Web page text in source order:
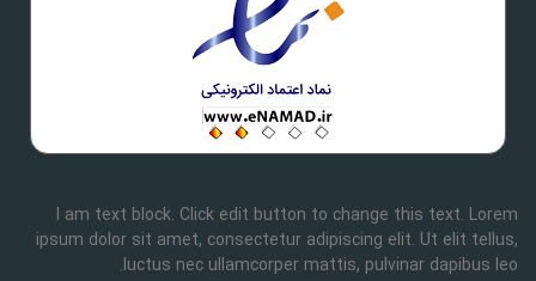
I am text block. Click edit button to change this text. Lorem
ipsum dolor sit amet, consectetur adipiscing elit. Ut elit tellus,
luctus nec ullamcorper mattis, pulvinar dapibus leo.